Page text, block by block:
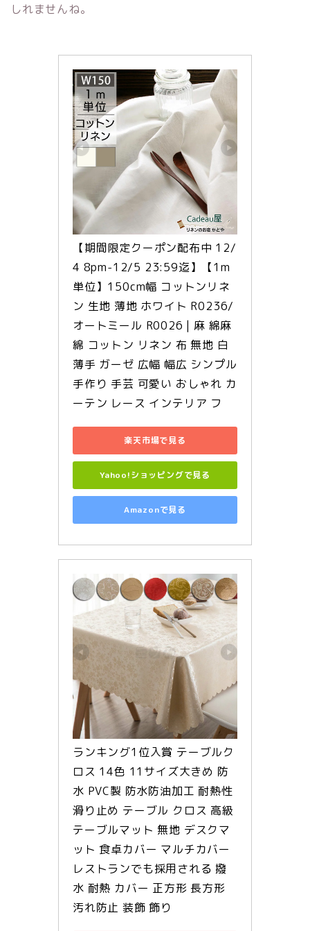
しれませんね。
【期間限定クーポン配布中 12/
4 8pm-12/5 23:59迄】【1m
単位】150cm幅 コットンリネ
ン 生地 薄地 ホワイト R0236/
オートミール R0026 | 麻 綿麻
綿 コットン リネン 布 無地 白
薄手 ガーゼ 広幅 幅広 シンプル
手作り 手芸 可愛い おしゃれ カ
ーテン レース インテリア フ
楽天市場で見る
Yahoo!ショッピングで見る
Amazonで見る
ランキング1位入賞 テーブルク
ロス 14色 11サイズ大きめ 防
水 PVC製 防水防油加工 耐熱性
滑り止め テーブル クロス 高級
テーブルマット 無地 デスクマ
ット 食卓カバー マルチカバー
レストランでも採用される 撥
水 耐熱 カバー 正方形 長方形
汚れ防止 装飾 飾り